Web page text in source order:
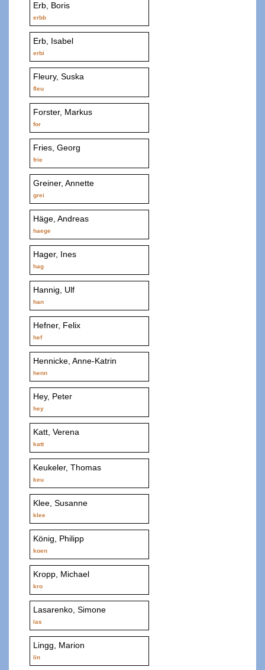
Erb, Boris
erbb
Erb, Isabel
erbi
Fleury, Suska
fleu
Forster, Markus
for
Fries, Georg
frie
Greiner, Annette
grei
Häge, Andreas
haege
Hager, Ines
hag
Hannig, Ulf
han
Hefner, Felix
hef
Hennicke, Anne-Katrin
henn
Hey, Peter
hey
Katt, Verena
katt
Keukeler, Thomas
keu
Klee, Susanne
klee
König, Philipp
koen
Kropp, Michael
kro
Lasarenko, Simone
las
Lingg, Marion
lin